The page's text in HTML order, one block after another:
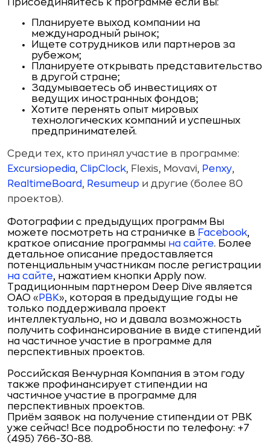
Присоединяйтесь к программе если вы:
Планируете выход компании на
международный рынок;
Ищете сотрудников или партнеров за
рубежом;
Планируете открывать представительство
в другой стране;
Задумываетесь об инвестициях от
ведущих иностранных фондов;
Хотите перенять опыт мировых
технологических компаний и успешных
предпринимателей.
Среди тех, кто принял участие в программе:
Excursiopedia, ClipClock, Flexis, Movavi, Penxy,
RealtimeBoard, Resumeup и другие (более 80
проектов).
Фотографии с предыдущих программ Вы
можете посмотреть на страничке в Facebook,
краткое описание программы на сайте. Более
детальное описание предоставляется
потенциальным участникам после регистрации
на сайте, нажатием кнопки Apply now.
Традиционным партнером Deep Dive является
ОАО « РВК», которая в предыдущие годы не
только поддерживала проект
интеллектуально, но и давала возможность
получить софинансирование в виде стипендий
на частичное участие в программе для
перспективных проектов.
Российская Венчурная Компания в этом году
также профинансирует стипендии на
частичное участие в программе для
перспективных проектов.
Приём заявок на получение стипендии от РВК
уже сейчас! Все подробности по телефону: +7
(495) 766-30-88.